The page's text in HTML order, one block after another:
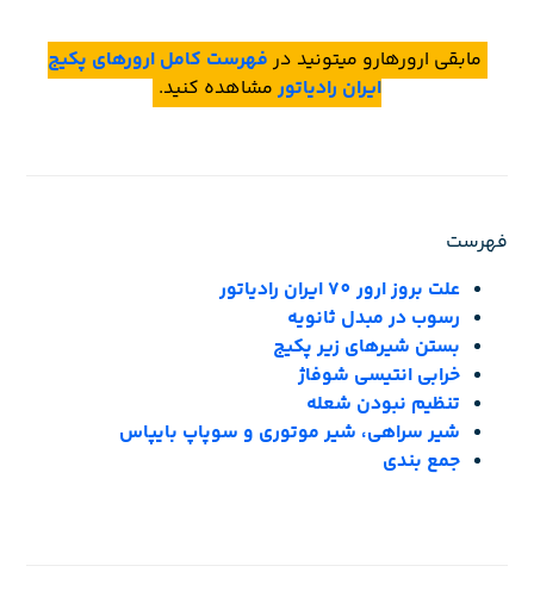
مابقی ارورهارو میتونید در فهرست کامل ارورهای پکیج
ایران رادیاتورمشاهده کنید.
فهرست
علت بروز ارور 70 ایران رادیاتور
رسوب در مبدل ثانویه
بستن شیرهای زیر پکیج
خرابی انتیسی شوفاژ
تنظیم نبودن شعله
شیر سراهی، شیر موتوری و سوپاپ بایپاس
جمع بندی